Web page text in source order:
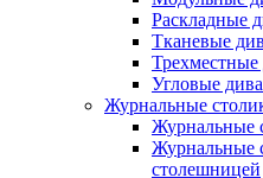
Раскладные
Тканевые
Угловые
Журнальные
Журнальные
Журнальные
столешницей